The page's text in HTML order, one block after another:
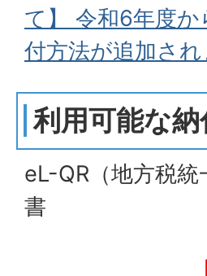
て】 令和6年度
付方法が追加さ
利用可能な納
eL-QR（地方税
書